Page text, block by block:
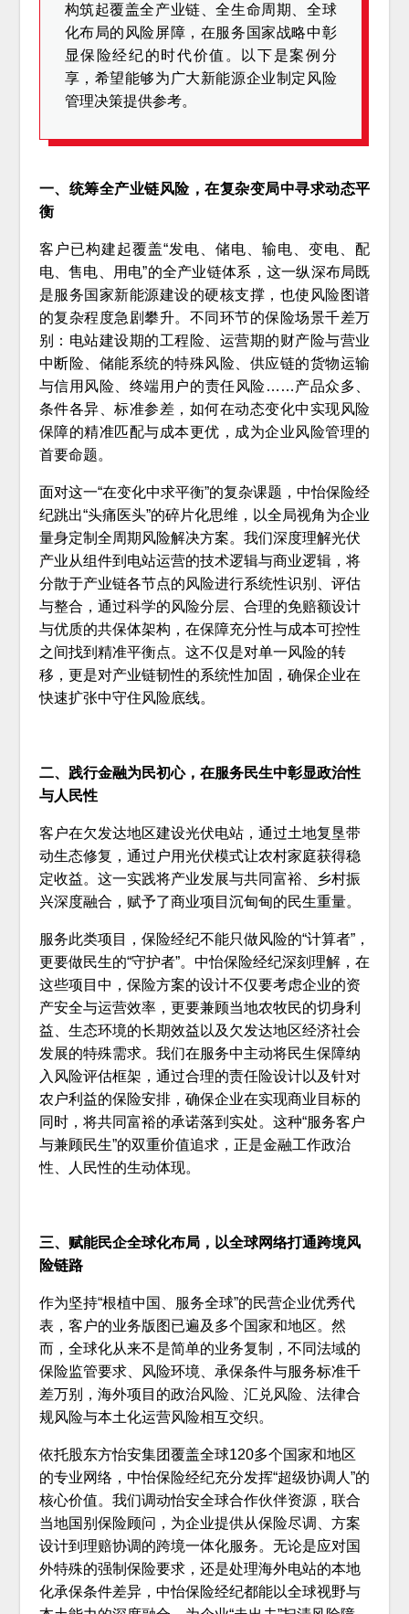
构筑起覆盖全产业链、全生命周期、全球
化布局的风险屏障，在服务国家战略中彰
显保险经纪的时代价值。以下是案例分
享，希望能够为广大新能源企业制定风险
管理决策提供参考。
一、统筹全产业链风险，在复杂变局中寻求动态平
衡
客户已构建起覆盖“发电、储电、输电、变电、配
电、售电、用电”的全产业链体系，这一纵深布局既
是服务国家新能源建设的硬核支撑，也使风险图谱
的复杂程度急剧攀升。不同环节的保险场景千差万
别：电站建设期的工程险、运营期的财产险与营业
中断险、储能系统的特殊风险、供应链的货物运输
与信用风险、终端用户的责任风险……产品众多、
条件各异、标准参差，如何在动态变化中实现风险
保障的精准匹配与成本更优，成为企业风险管理的
首要命题。
面对这一“在变化中求平衡”的复杂课题，中怡保险经
纪跳出“头痛医头”的碎片化思维，以全局视角为企业
量身定制全周期风险解决方案。我们深度理解光伏
产业从组件到电站运营的技术逻辑与商业逻辑，将
分散于产业链各节点的风险进行系统性识别、评估
与整合，通过科学的风险分层、合理的免赔额设计
与优质的共保体架构，在保障充分性与成本可控性
之间找到精准平衡点。这不仅是对单一风险的转
移，更是对产业链韧性的系统性加固，确保企业在
快速扩张中守住风险底线。
二、践行金融为民初心，在服务民生中彰显政治性
与人民性
客户在欠发达地区建设光伏电站，通过土地复垦带
动生态修复，通过户用光伏模式让农村家庭获得稳
定收益。这一实践将产业发展与共同富裕、乡村振
兴深度融合，赋予了商业项目沉甸甸的民生重量。
服务此类项目，保险经纪不能只做风险的“计算者”，
更要做民生的“守护者”。中怡保险经纪深刻理解，在
这些项目中，保险方案的设计不仅要考虑企业的资
产安全与运营效率，更要兼顾当地农牧民的切身利
益、生态环境的长期效益以及欠发达地区经济社会
发展的特殊需求。我们在服务中主动将民生保障纳
入风险评估框架，通过合理的责任险设计以及针对
农户利益的保险安排，确保企业在实现商业目标的
同时，将共同富裕的承诺落到实处。这种“服务客户
与兼顾民生”的双重价值追求，正是金融工作政治
性、人民性的生动体现。
三、赋能民企全球化布局，以全球网络打通跨境风
险链路
作为坚持“根植中国、服务全球”的民营企业优秀代
表，客户的业务版图已遍及多个国家和地区。然
而，全球化从来不是简单的业务复制，不同法域的
保险监管要求、风险环境、承保条件与服务标准千
差万别，海外项目的政治风险、汇兑风险、法律合
规风险与本土化运营风险相互交织。
依托股东方怡安集团覆盖全球120多个国家和地区
的专业网络，中怡保险经纪充分发挥“超级协调人”的
核心价值。我们调动怡安全球合作伙伴资源，联合
当地国别保险顾问，为企业提供从保险尽调、方案
设计到理赔协调的跨境一体化服务。无论是应对国
外特殊的强制保险要求，还是处理海外电站的本地
化承保条件差异，中怡保险经纪都能以全球视野与